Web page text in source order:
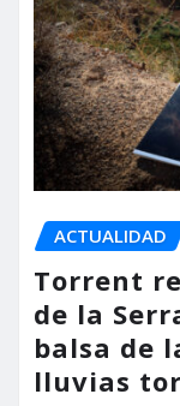
ACTUALIDAD
Torrent
de la
balsa de
lluvias